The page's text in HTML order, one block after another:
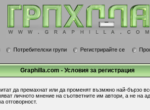
Потребителски групи Регистрирайте се
Graphilla.com - Условия за регистрация
да премахнат или да променят възмжно най-бързо
личното мнение на съответните им автори, а не на
отговорност.